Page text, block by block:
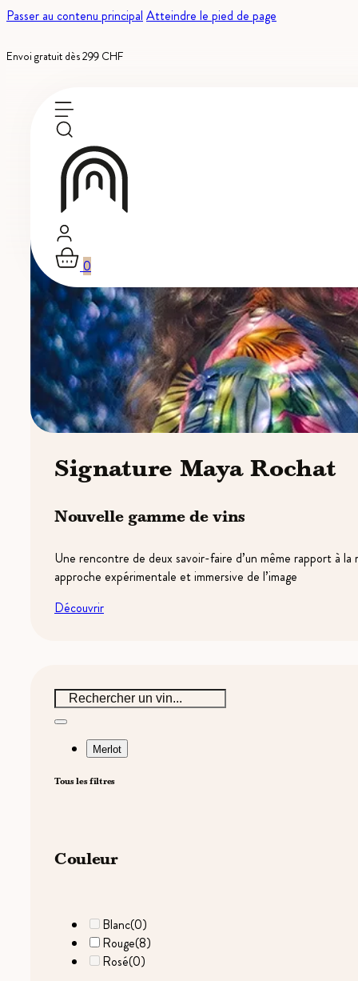
Passer au contenu principal Atteindre le pied de page
Envoi gratuit dès 299 CHF
0
Signature Maya Rochat
Nouvelle gamme de vins
Une rencontre de deux savoir-faire d’un même rapport à
approche expérimentale et immersive de l’image
Découvrir
Merlot
Tous les filtres
Couleur
Blanc(0)
Rouge(8)
Rosé(0)